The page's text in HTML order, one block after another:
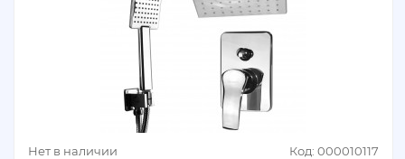
Нет в наличии Код: 000010117